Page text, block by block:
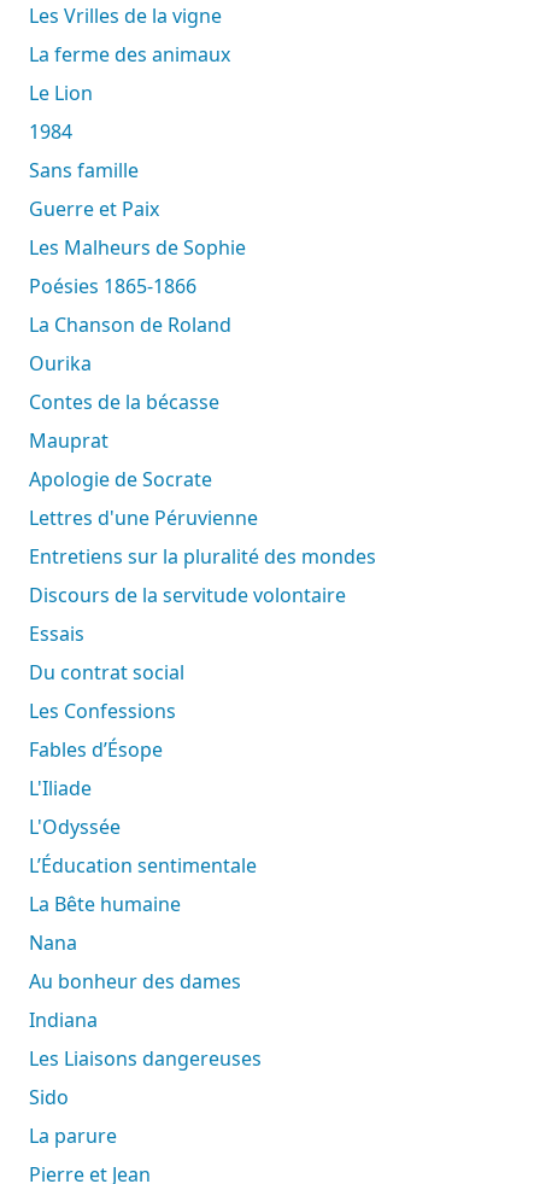
Les Vrilles de la vigne
La ferme des animaux
Le Lion
1984
Sans famille
Guerre et Paix
Les Malheurs de Sophie
Poésies 1865-1866
La Chanson de Roland
Ourika
Contes de la bécasse
Mauprat
Apologie de Socrate
Lettres d'une Péruvienne
Entretiens sur la pluralité des mondes
Discours de la servitude volontaire
Essais
Du contrat social
Les Confessions
Fables d’Ésope
L'Iliade
L'Odyssée
L’Éducation sentimentale
La Bête humaine
Nana
Au bonheur des dames
Indiana
Les Liaisons dangereuses
Sido
La parure
Pierre et Jean